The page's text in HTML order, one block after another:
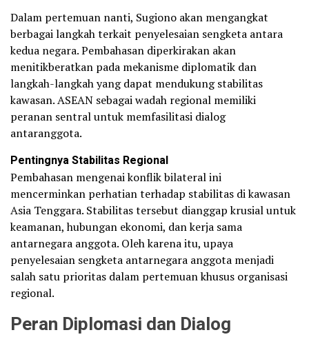
Dalam pertemuan nanti, Sugiono akan mengangkat
berbagai langkah terkait penyelesaian sengketa antara
kedua negara. Pembahasan diperkirakan akan
menitikberatkan pada mekanisme diplomatik dan
langkah-langkah yang dapat mendukung stabilitas
kawasan. ASEAN sebagai wadah regional memiliki
peranan sentral untuk memfasilitasi dialog
antaranggota.
Pentingnya Stabilitas Regional
Pembahasan mengenai konflik bilateral ini
mencerminkan perhatian terhadap stabilitas di kawasan
Asia Tenggara. Stabilitas tersebut dianggap krusial untuk
keamanan, hubungan ekonomi, dan kerja sama
antarnegara anggota. Oleh karena itu, upaya
penyelesaian sengketa antarnegara anggota menjadi
salah satu prioritas dalam pertemuan khusus organisasi
regional.
Peran Diplomasi dan Dialog